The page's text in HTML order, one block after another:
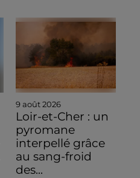
9 août 2026
Loir-et-Cher : un
pyromane
interpellé grâce
au sang-froid
des...